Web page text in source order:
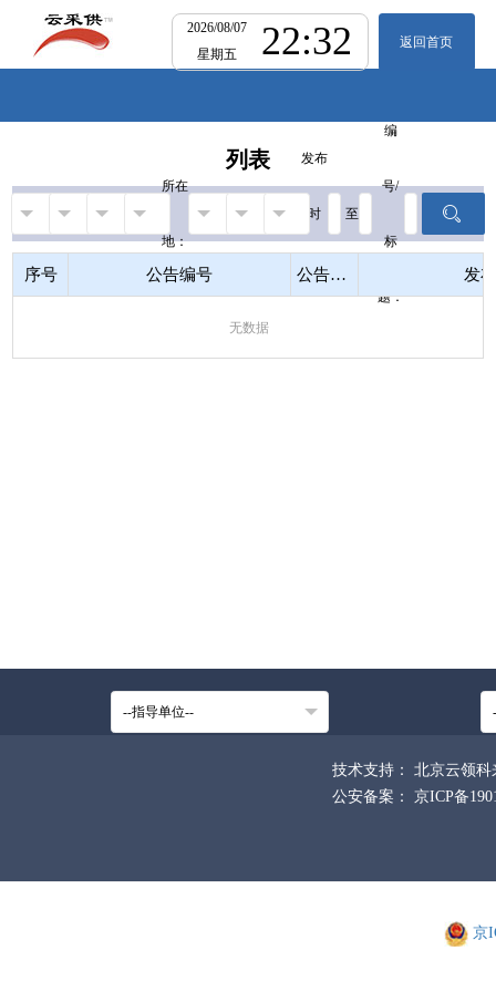
2026/08/07
星期五
22:32 返回首页
列表
所在
地：
发布
时
间：
至
编
号/
标
题：
序号 公告编号 公告名称 发
无数据
技术支持：
北京云领科
公安备案：
京ICP备
京